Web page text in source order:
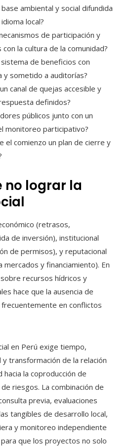
ambiental y social difundida
local?
de participación y
la cultura de la comunidad?
de beneficios con
y sometido a auditorías?
canal de quejas accesible y
definidos?
públicos junto con un
monitoreo participativo?
el comienzo un plan de cierre y
no lograr la
(retrasos,
de inversión), institucional
de permisos), y reputacional
mercados y financiamiento). En
recursos hídricos y
hace que la ausencia de
frecuentemente en conflictos
en Perú exige tiempo,
transformación de la relación
la coproducción de
riesgos. La combinación de
previa, evaluaciones
tangibles de desarrollo local,
y monitoreo independiente
que los proyectos no solo